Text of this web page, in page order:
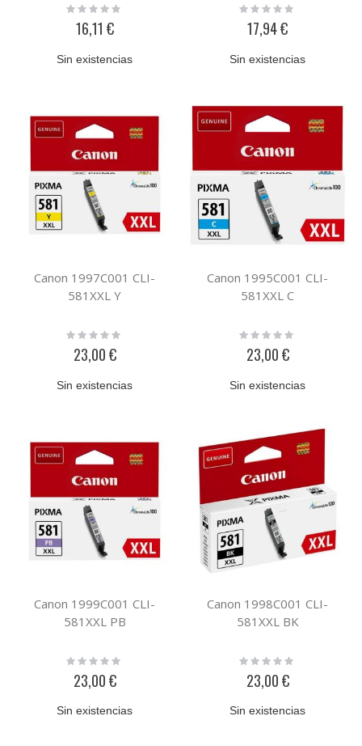
Rating:
16,11 €
Sin existencias
Rating:
17,94 €
Sin existencias
Canon 1997C001 CLI-
581XXL Y
Rating:
23,00 €
Sin existencias
Canon 1995C001 CLI-
581XXL C
Rating:
23,00 €
Sin existencias
Canon 1999C001 CLI-
581XXL PB
Rating:
23,00 €
Sin existencias
Canon 1998C001 CLI-
581XXL BK
Rating:
23,00 €
Sin existencias